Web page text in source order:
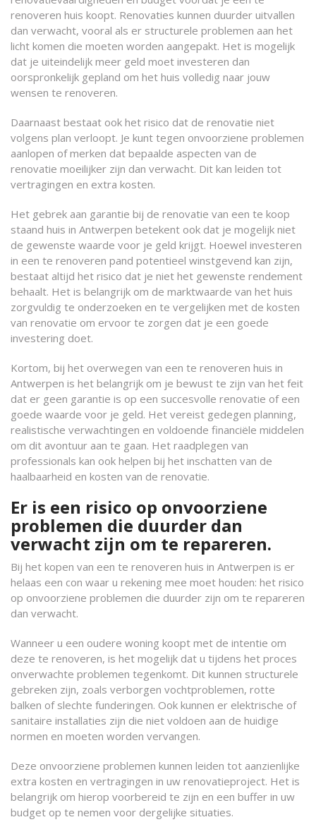
renoveren huis koopt. Renovaties kunnen duurder uitvallen
dan verwacht, vooral als er structurele problemen aan het
licht komen die moeten worden aangepakt. Het is mogelijk
dat je uiteindelijk meer geld moet investeren dan
oorspronkelijk gepland om het huis volledig naar jouw
wensen te renoveren.
Daarnaast bestaat ook het risico dat de renovatie niet
volgens plan verloopt. Je kunt tegen onvoorziene problemen
aanlopen of merken dat bepaalde aspecten van de
renovatie moeilijker zijn dan verwacht. Dit kan leiden tot
vertragingen en extra kosten.
Het gebrek aan garantie bij de renovatie van een te koop
staand huis in Antwerpen betekent ook dat je mogelijk niet
de gewenste waarde voor je geld krijgt. Hoewel investeren
in een te renoveren pand potentieel winstgevend kan zijn,
bestaat altijd het risico dat je niet het gewenste rendement
behaalt. Het is belangrijk om de marktwaarde van het huis
zorgvuldig te onderzoeken en te vergelijken met de kosten
van renovatie om ervoor te zorgen dat je een goede
investering doet.
Kortom, bij het overwegen van een te renoveren huis in
Antwerpen is het belangrijk om je bewust te zijn van het feit
dat er geen garantie is op een succesvolle renovatie of een
goede waarde voor je geld. Het vereist gedegen planning,
realistische verwachtingen en voldoende financiële middelen
om dit avontuur aan te gaan. Het raadplegen van
professionals kan ook helpen bij het inschatten van de
haalbaarheid en kosten van de renovatie.
Er is een risico op onvoorziene
problemen die duurder dan
verwacht zijn om te repareren.
Bij het kopen van een te renoveren huis in Antwerpen is er
helaas een con waar u rekening mee moet houden: het risico
op onvoorziene problemen die duurder zijn om te repareren
dan verwacht.
Wanneer u een oudere woning koopt met de intentie om
deze te renoveren, is het mogelijk dat u tijdens het proces
onverwachte problemen tegenkomt. Dit kunnen structurele
gebreken zijn, zoals verborgen vochtproblemen, rotte
balken of slechte funderingen. Ook kunnen er elektrische of
sanitaire installaties zijn die niet voldoen aan de huidige
normen en moeten worden vervangen.
Deze onvoorziene problemen kunnen leiden tot aanzienlijke
extra kosten en vertragingen in uw renovatieproject. Het is
belangrijk om hierop voorbereid te zijn en een buffer in uw
budget op te nemen voor dergelijke situaties.